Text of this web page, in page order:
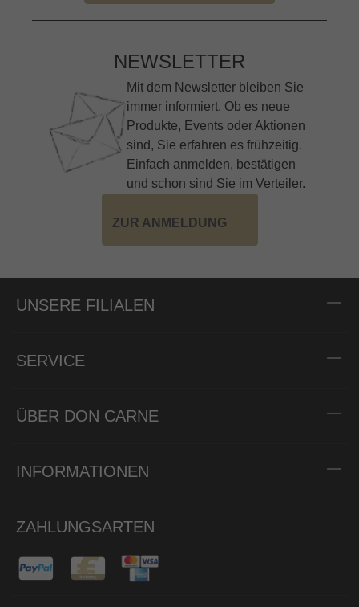
NEWSLETTER
Mit dem Newsletter bleiben Sie
immer informiert. Ob es neue
Produkte, Events oder Aktionen
sind, Sie erfahren es frühzeitig.
Einfach anmelden, bestätigen
und schon sind Sie im Verteiler.
ZUR ANMELDUNG
UNSERE FILIALEN
SERVICE
ÜBER DON CARNE
INFORMATIONEN
ZAHLUNGSARTEN